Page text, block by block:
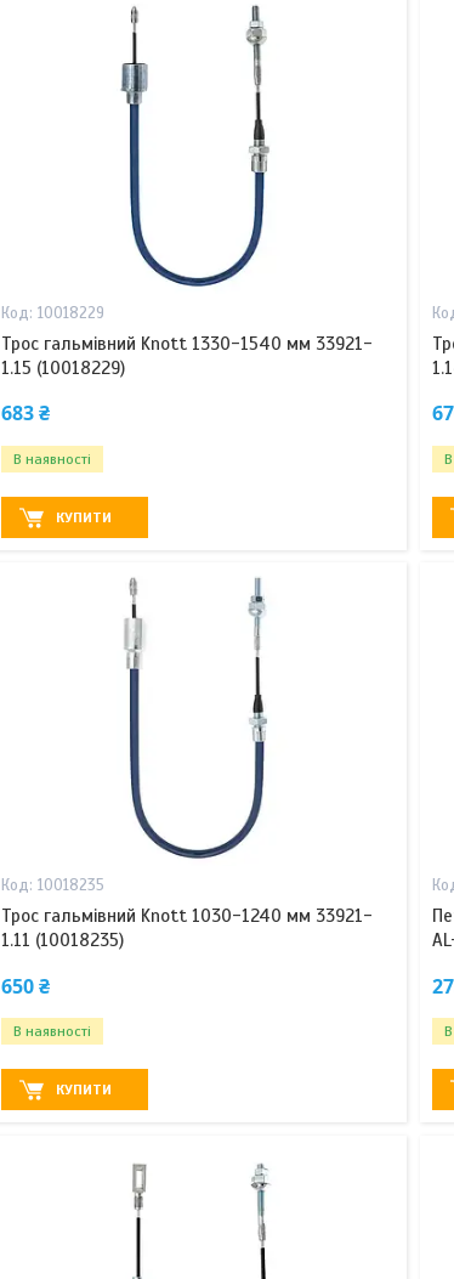
10018229
Трос гальмівний Knott 1330-1540 мм 33921-
1.15 (10018229)
683 ₴
В наявності
КУПИТИ
В
10018235
Трос гальмівний Knott 1030-1240 мм 33921-
1.11 (10018235)
650 ₴
В наявності
КУПИТИ
В